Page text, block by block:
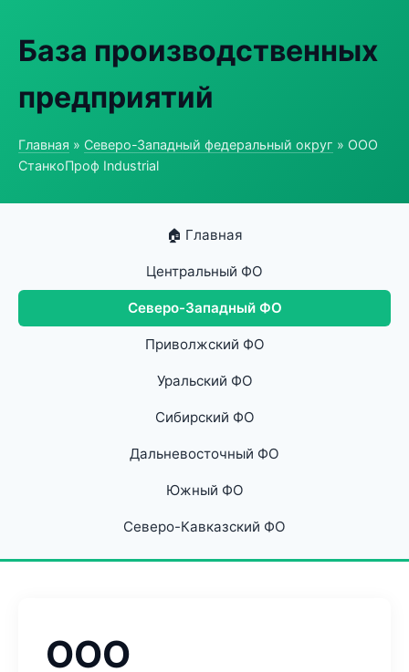
База производственных
предприятий
Главная » Северо-Западный федеральный округ » ООО
СтанкоПроф Industrial
🏠 Главная
Центральный ФО
Северо-Западный ФО
Приволжский ФО
Уральский ФО
Сибирский ФО
Дальневосточный ФО
Южный ФО
Северо-Кавказский ФО
ООО